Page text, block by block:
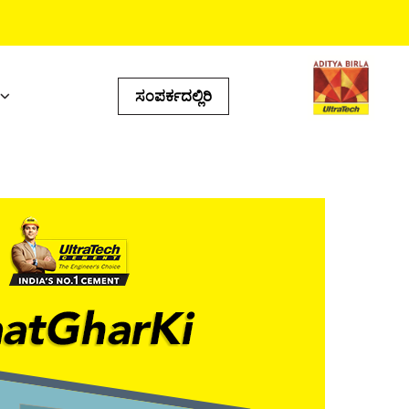
ಪ್ರಿಡಿಕ್ಟರ್‌
ಕ್ಯಾಲ್ಕುಲೇಟರ್‌
ಕ್ಯಾಲ್ಕುಲೇಟರ್
ಸಂಪರ್ಕದಲ್ಲಿರಿ